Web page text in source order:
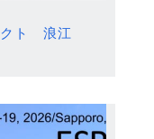
クト 浪江